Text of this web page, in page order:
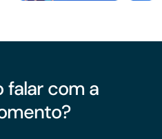
falar com a